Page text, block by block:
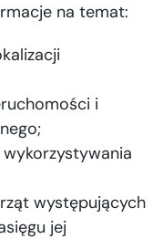
na temat:
i
występujących
jej